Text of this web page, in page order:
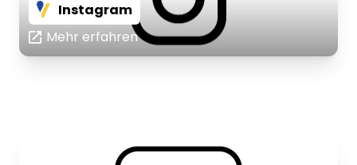
Instagram
Mehr erfahren